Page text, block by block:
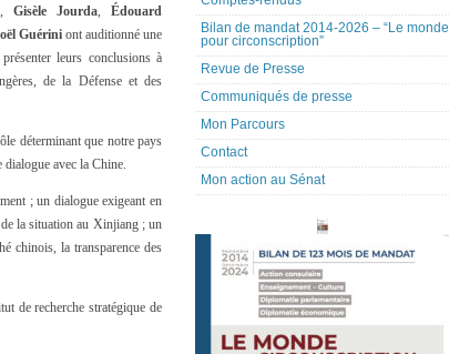
,Gisèle Jourda,Édouard
Guérini ont auditionné une
leurs conclusions à
de la Défense et des
déterminant que notre pays
avec la Chine.
; un dialogue exigeant en
de la situation au Xinjiang ; un
chinois, la transparence des
de recherche stratégique de
Bilan de mandat 2014-2026 – “Le monde
pour circonscription”
Revue de Presse
Communiqués de presse
Mon Parcours
Contact
Mon action au Sénat